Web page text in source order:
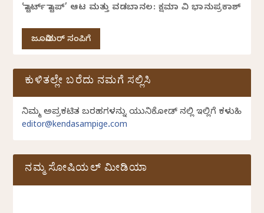
‘ಸ್ಟಾರ್ಟ್ ಸ್ಟಾಪ್’ ಆಟ ಮತ್ತು ವಡಬಾನಲ: ಕ್ಷಮಾ ವಿ ಭಾನುಪ್ರಕಾಶ್
ಜೂನಿಯರ್ ಸಂಪಿಗೆ
ಕುಳಿತಲ್ಲೇ ಬರೆದು ನಮಗೆ ಸಲ್ಲಿಸಿ
ನಿಮ್ಮ ಅಪ್ರಕಟಿತ ಬರಹಗಳನ್ನು ಯುನಿಕೋಡ್ ನಲ್ಲಿ ಇಲ್ಲಿಗೆ ಕಳುಹಿಸಿ
editor@kendasampige.com
ನಮ್ಮ ಸೋಷಿಯಲ್‌ ಮೀಡಿಯಾ